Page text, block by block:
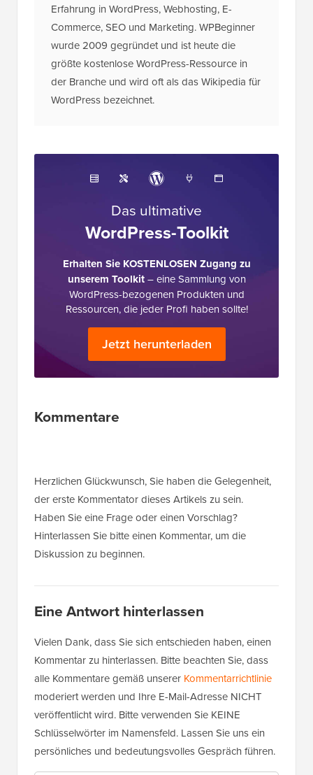
Erfahrung in WordPress, Webhosting, E-
Commerce, SEO und Marketing. WPBeginner
wurde 2009 gegründet und ist heute die
größte kostenlose WordPress-Ressource in
der Branche und wird oft als das Wikipedia für
WordPress bezeichnet.
Das ultimative
WordPress-Toolkit
Erhalten Sie KOSTENLOSEN Zugang zu
unserem Toolkit– eine Sammlung von
WordPress-bezogenen Produkten und
Ressourcen, die jeder Profi haben sollte!
Jetzt herunterladen
Leserinteraktionen
Kommentare
Herzlichen Glückwunsch, Sie haben die Gelegenheit,
der erste Kommentator dieses Artikels zu sein.
Haben Sie eine Frage oder einen Vorschlag?
Hinterlassen Sie bitte einen Kommentar, um die
Diskussion zu beginnen.
Eine Antwort hinterlassen
Vielen Dank, dass Sie sich entschieden haben, einen
Kommentar zu hinterlassen. Bitte beachten Sie, dass
alle Kommentare gemäß unserer Kommentarrichtlinie
moderiert werden und Ihre E-Mail-Adresse NICHT
veröffentlicht wird. Bitte verwenden Sie KEINE
Schlüsselwörter im Namensfeld. Lassen Sie uns ein
persönliches und bedeutungsvolles Gespräch führen.